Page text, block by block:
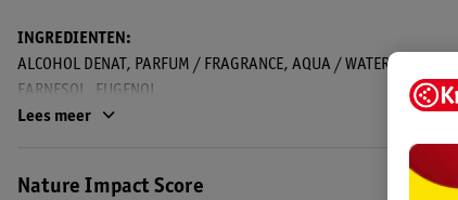
INGREDIENTEN:
ALCOHOL DENAT, PARFUM / FRAGRANCE, AQUA / WATER,
FARNESOL, EUGENOL
Lees meer
Nature Impact Score